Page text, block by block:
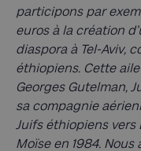
participons par
euros à la création
diaspora à Tel-Aviv,
éthiopiens. Cette
Georges Gutelman,
sa compagnie
Juifs éthiopiens vers
Moïse en 1984.